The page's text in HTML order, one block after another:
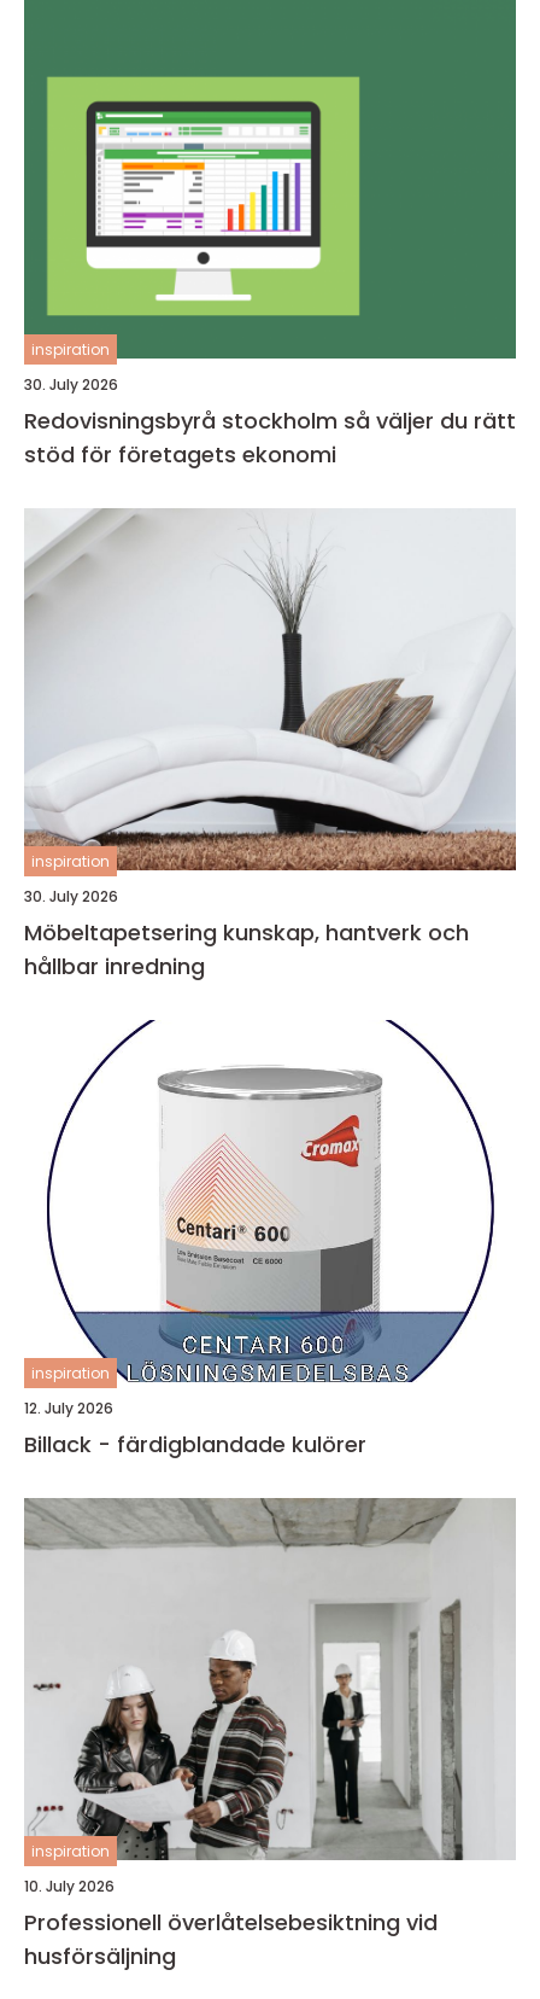
inspiration
30. July 2026
Redovisningsbyrå stockholm så väljer du rätt
stöd för företagets ekonomi
inspiration
30. July 2026
Möbeltapetsering kunskap, hantverk och
hållbar inredning
inspiration
12. July 2026
Billack - färdigblandade kulörer
inspiration
10. July 2026
Professionell överlåtelsebesiktning vid
husförsäljning